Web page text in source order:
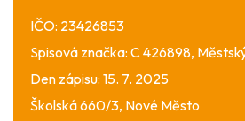
IČO: 23426853
Spisová značka: C 426898,
Den zápisu: 15. 7. 2025
Školská 660/3, Nové Město